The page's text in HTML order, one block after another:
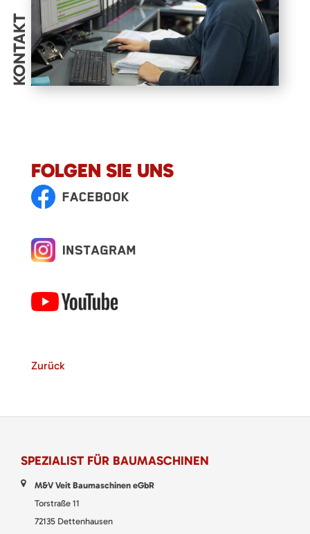
KONTAKT
FOLGEN SIE UNS
Zurück
SPEZIALIST FÜR BAUMASCHINEN
M&V Veit Baumaschinen eGbR
Torstraße 11
72135 Dettenhausen